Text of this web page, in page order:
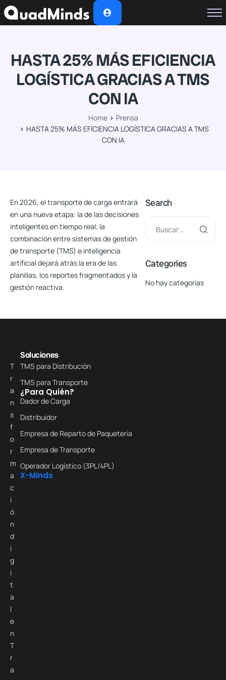
Soluciones
Casos de Éxito
Planes
HASTA 25% MÁS EFICIENCIA
LOGÍSTICA GRACIAS A TMS
CON IA
Home
Prensa
HASTA 25% MÁS EFICIENCIA LOGÍSTICA GRACIAS A TMS
CON IA
En 2026, el transporte de carga entrará
en una nueva etapa: la de las decisiones
inteligentes en tiempo real; la
combinación entre sistemas de gestión
de transporte (TMS) e inteligencia
artificial dejará atrás la era de las
planillas, los reportes fragmentados y la
gestión reactiva.
Search
Categories
No hay categorías
T
r
a
n
s
f
o
r
m
a
c
i
ó
n
d
i
g
i
t
a
l
e
n
T
r
a
Soluciones
TMS para Distribución
TMS para Transporte
¿Para Quién?
Dador de Carga
Distribuidor
Empresa de Reparto de Paquetería
Empresa de Transporte
Operador Logístico (3PL/4PL)
X-Minds